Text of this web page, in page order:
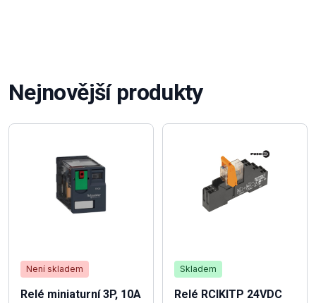
Nejnovější produkty
Není skladem
Relé miniaturní 3P, 10A
Skladem
Relé RCIKITP 24VDC